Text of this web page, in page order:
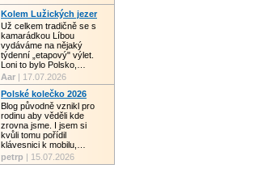
Kolem Lužických jezer
Už celkem tradičně se s
kamarádkou Líbou
vydáváme na nějaký
týdenní „etapový" výlet.
Loni to bylo Polsko,…
Aar | 17.07.2026
Polské kolečko 2026
Blog původně vznikl pro
rodinu aby věděli kde
zrovna jsme. I jsem si
kvůli tomu pořídil
klávesnici k mobilu,…
petrp | 15.07.2026